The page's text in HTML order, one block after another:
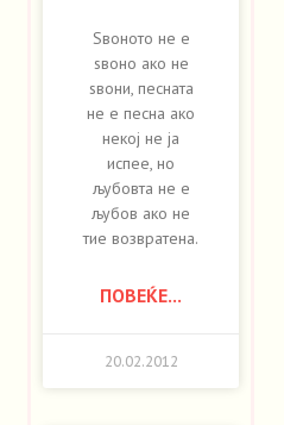
Ѕвоното не е
ѕвоно ако не
ѕвони, песната
не е песна ако
некој не ја
испее, но
љубовта не е
љубов ако не
тие возвратена.
ПОВЕЌЕ...
20.02.2012